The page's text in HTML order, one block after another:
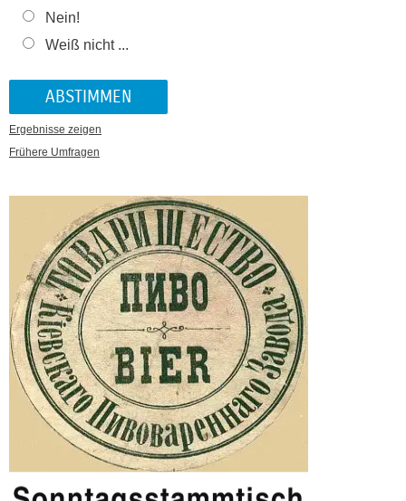
Nein!
Weiß nicht ...
Ergebnisse zeigen
Frühere Umfragen